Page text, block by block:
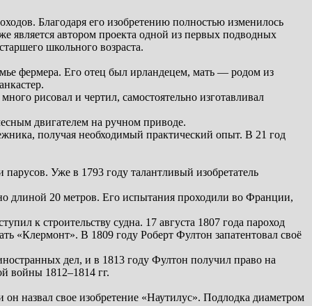
Благодаря его изобретению полностью изменилось
является автором проекта одной из первых подводных
школьного возраста.
фермера. Его отец был ирландецем, мать — родом из
рисовал и чертил, самостоятельно изготавливал
двигателем на ручном приводе.
получая необходимый практический опыт. В 21 год
Уже в 1793 году талантливый изобретатель
длиной 20 метров. Его испытания проходили во Франции,
к строительству судна. 17 августа 1807 года пароход
«Клермонт». В 1809 году Роберт Фултон запатентовал своё
дел, и в 1813 году Фултон получил право на
войны 1812–1814 гг.
назвал свое изобретение «Наутилус». Подлодка диаметром